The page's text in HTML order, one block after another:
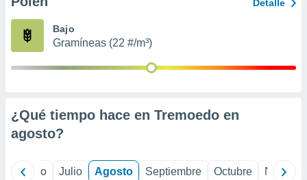
publicidad
Detalle
Bajo
Gramíneas (22 #/m³)
¿Qué tiempo hace en Tremoedo en
agosto?
Junio Julio Agosto Septiembre Octubre